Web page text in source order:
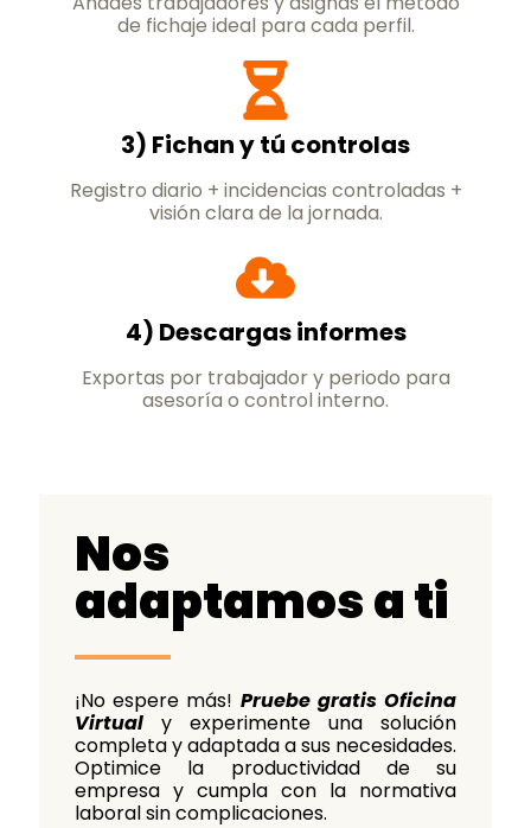
de fichaje ideal para cada perfil.
3) Fichan y tú controlas
Registro diario + incidencias controladas +
visión clara de la jornada.
4) Descargas informes
Exportas por trabajador y periodo para
asesoría o control interno.
Nos
adaptamos a ti
¡No espere más! Pruebe gratis Oficina
Virtual y experimente una solución
completa y adaptada a sus necesidades.
Optimice la productividad de su
empresa y cumpla con la normativa
laboral sin complicaciones.